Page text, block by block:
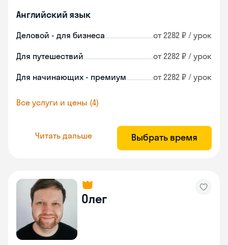
Английский язык
Деловой - для бизнеса от 2282 ₽ / урок
Для путешествий от 2282 ₽ / урок
Для начинающих - премиум от 2282 ₽ / урок
Все услуги и цены (4)
Читать дальше Выбрать время
Олег